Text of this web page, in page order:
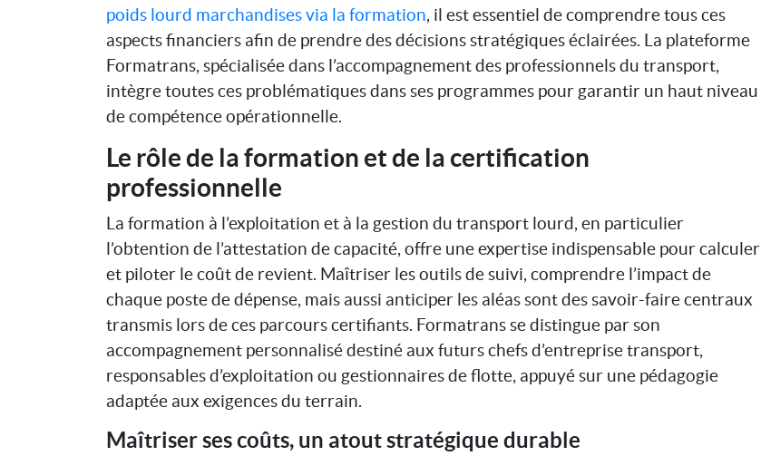
poids lourd marchandises via la formation, il est essentiel de comprendre tous ces
aspects financiers afin de prendre des décisions stratégiques éclairées. La plateforme
Formatrans, spécialisée dans l’accompagnement des professionnels du transport,
intègre toutes ces problématiques dans ses programmes pour garantir un haut niveau
de compétence opérationnelle.
Le rôle de la formation et de la certification
professionnelle
La formation à l’exploitation et à la gestion du transport lourd, en particulier
l’obtention de l’attestation de capacité, offre une expertise indispensable pour calculer
et piloter le coût de revient. Maîtriser les outils de suivi, comprendre l’impact de
chaque poste de dépense, mais aussi anticiper les aléas sont des savoir-faire centraux
transmis lors de ces parcours certifiants. Formatrans se distingue par son
accompagnement personnalisé destiné aux futurs chefs d’entreprise transport,
responsables d’exploitation ou gestionnaires de flotte, appuyé sur une pédagogie
adaptée aux exigences du terrain.
Maîtriser ses coûts, un atout stratégique durable